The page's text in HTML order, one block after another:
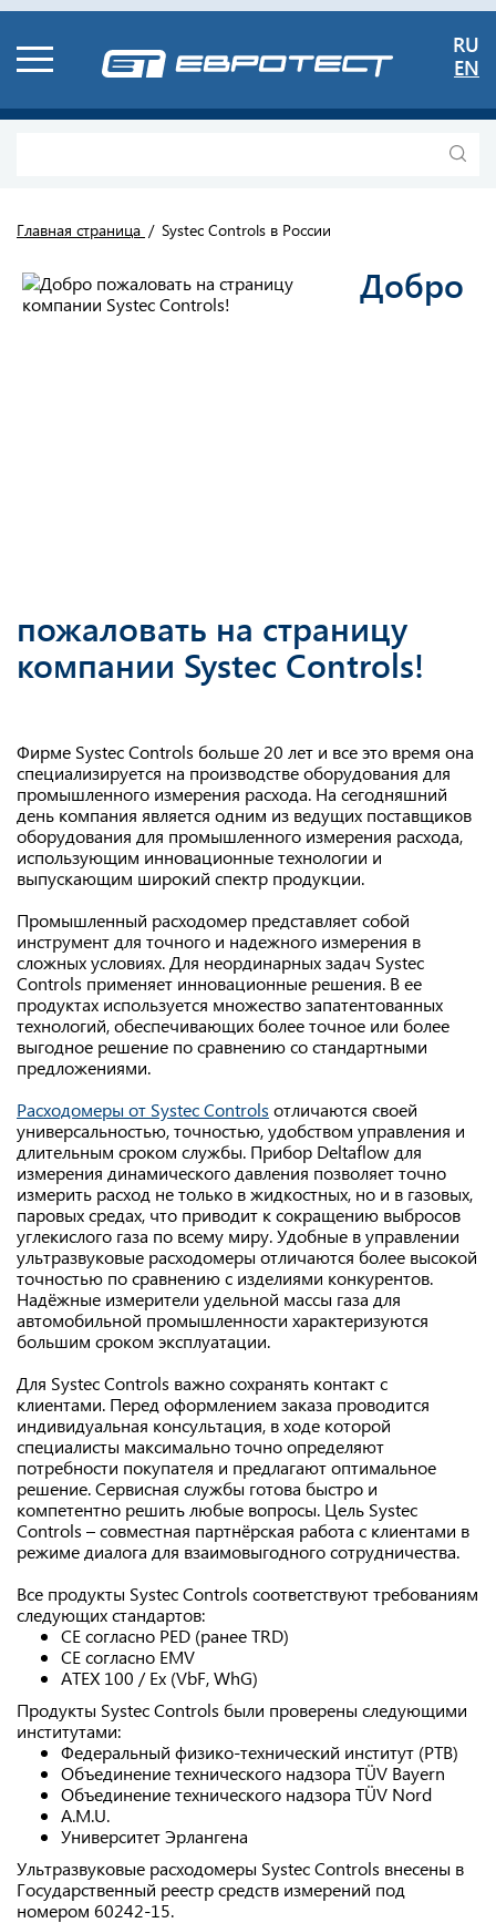
RU
EN
Главная страница Systec Controls в России
Добро
пожаловать на страницу
компании Systec Controls!
Фирме Systec Controls больше 20 лет и все это время она
специализируется на производстве оборудования для
промышленного измерения расхода. На сегодняшний
день компания является одним из ведущих поставщиков
оборудования для промышленного измерения расхода,
использующим инновационные технологии и
выпускающим широкий спектр продукции.
Промышленный расходомер представляет собой
инструмент для точного и надежного измерения в
сложных условиях. Для неординарных задач Systec
Controls применяет инновационные решения. В ее
продуктах используется множество запатентованных
технологий, обеспечивающих более точное или более
выгодное решение по сравнению со стандартными
предложениями.
Расходомеры от Systec Controls отличаются своей
универсальностью, точностью, удобством управления и
длительным сроком службы. Прибор Deltaflow для
измерения динамического давления позволяет точно
измерить расход не только в жидкостных, но и в газовых,
паровых средах, что приводит к сокращению выбросов
углекислого газа по всему миру. Удобные в управлении
ультразвуковые расходомеры отличаются более высокой
точностью по сравнению с изделиями конкурентов.
Надёжные измерители удельной массы газа для
автомобильной промышленности характеризуются
большим сроком эксплуатации.
Для Systec Controls важно сохранять контакт с
клиентами. Перед оформлением заказа проводится
индивидуальная консультация, в ходе которой
специалисты максимально точно определяют
потребности покупателя и предлагают оптимальное
решение. Сервисная службы готова быстро и
компетентно решить любые вопросы. Цель Systec
Controls – совместная партнёрская работа с клиентами в
режиме диалога для взаимовыгодного сотрудничества.
Все продукты Systec Controls соответствуют требованиям
следующих стандартов:
CE согласно PED (ранее TRD)
CE согласно EMV
ATEX 100 / Ex (VbF, WhG)
Продукты Systec Controls были проверены следующими
институтами:
Федеральный физико-технический институт (PTB)
Объединение технического надзора TÜV Bayern
Объединение технического надзора TÜV Nord
A.M.U.
Университет Эрлангена
Ультразвуковые расходомеры Systec Controls внесены в
Государственный реестр средств измерений под
номером 60242-15.